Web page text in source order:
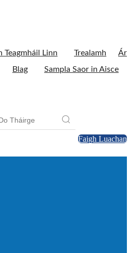
Teagmháil Linn Trealamh
Ár
Blag Sampla Saor in Aisce
Faigh Luachan